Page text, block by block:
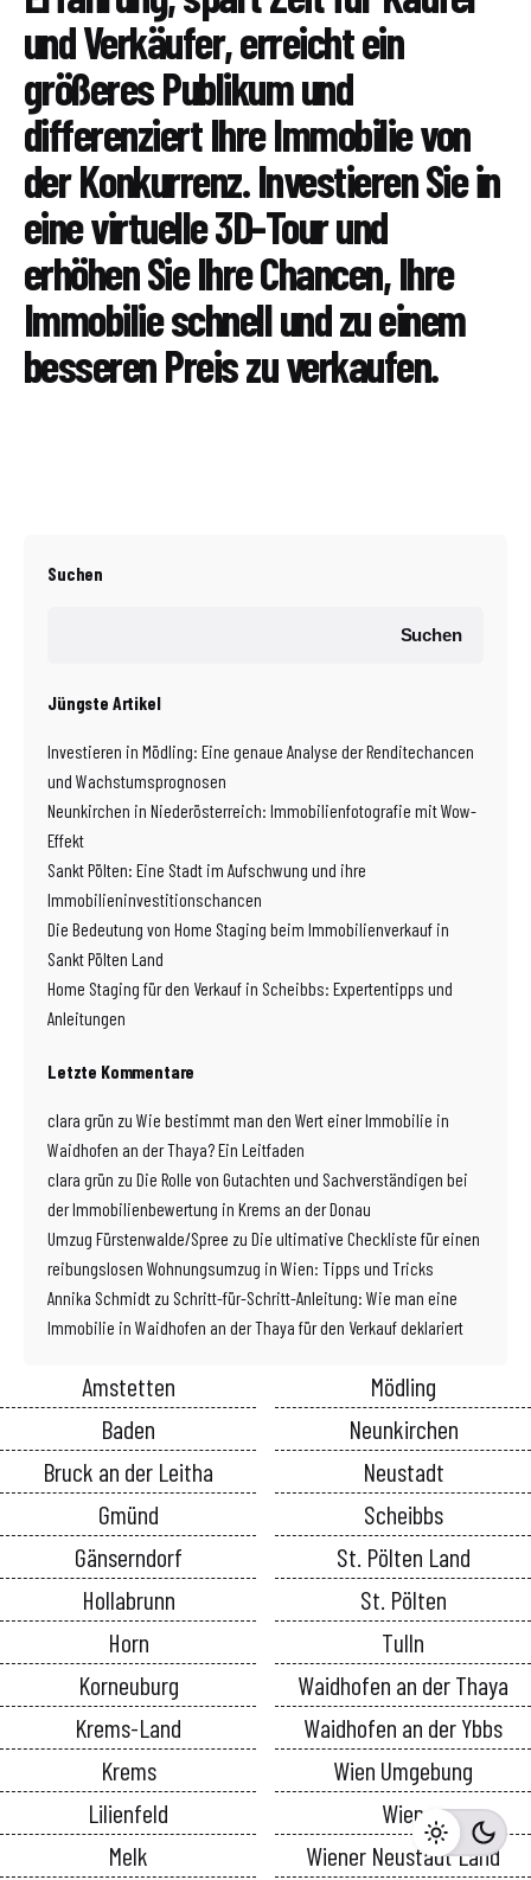
und Verkäufer, erreicht ein
größeres Publikum und
differenziert Ihre Immobilie von
der Konkurrenz. Investieren Sie in
eine virtuelle 3D-Tour und
erhöhen Sie Ihre Chancen, Ihre
Immobilie schnell und zu einem
besseren Preis zu verkaufen.
Suchen
Suchen
Jüngste Artikel
Investieren in Mödling: Eine genaue Analyse der Renditechancen
und Wachstumsprognosen
Neunkirchen in Niederösterreich: Immobilienfotografie mit Wow-
Effekt
Sankt Pölten: Eine Stadt im Aufschwung und ihre
Immobilieninvestitionschancen
Die Bedeutung von Home Staging beim Immobilienverkauf in
Sankt Pölten Land
Home Staging für den Verkauf in Scheibbs: Expertentipps und
Anleitungen
Letzte Kommentare
clara grün zu Wie bestimmt man den Wert einer Immobilie in
Waidhofen an der Thaya? Ein Leitfaden
clara grün zu Die Rolle von Gutachten und Sachverständigen bei
der Immobilienbewertung in Krems an der Donau
Umzug Fürstenwalde/Spree zu Die ultimative Checkliste für einen
reibungslosen Wohnungsumzug in Wien: Tipps und Tricks
Annika Schmidt zu Schritt-für-Schritt-Anleitung: Wie man eine
Immobilie in Waidhofen an der Thaya für den Verkauf deklariert
Amstetten
Baden
Bruck an der Leitha
Gmünd
Gänserndorf
Hollabrunn
Horn
Korneuburg
Krems-Land
Krems
Lilienfeld
Melk
Mödling
Neunkirchen
Neustadt
Scheibbs
St. Pölten Land
St. Pölten
Tulln
Waidhofen an der Thaya
Waidhofen an der Ybbs
Wien Umgebung
Wien
Wiener Neustadt Land